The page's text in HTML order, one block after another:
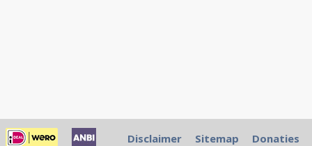
Disclaimer Sitemap Donaties